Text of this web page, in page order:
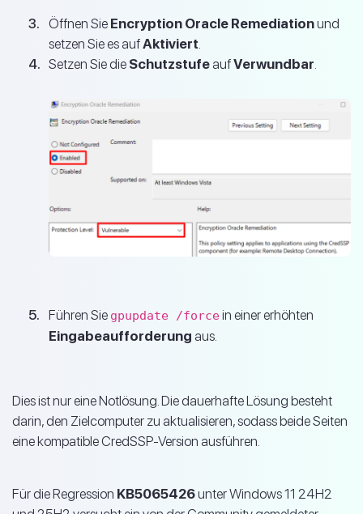
Öffnen Sie Encryption Oracle Remediationund
setzen Sie es aufAktiviert
Setzen Sie die Schutzstufe aufVerwundbar
Führen Sie gpupdate /forcein einer erhöhten
Eingabeaufforderung aus.
Dies ist nur eine Notlösung. Die dauerhafte Lösung besteht
darin, den Zielcomputer zu aktualisieren, sodass beide Seiten
eine kompatible CredSSP-Version ausführen.
Für die Regression KB5065426unter Windows 11 24H2